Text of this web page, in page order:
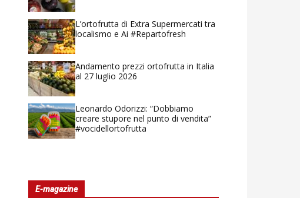
L’ortofrutta di Extra Supermercati tra
localismo e Ai #Repartofresh
Andamento prezzi ortofrutta in Italia
al 27 luglio 2026
Leonardo Odorizzi: “Dobbiamo
creare stupore nel punto di vendita”
#vocidellortofrutta
E-magazine